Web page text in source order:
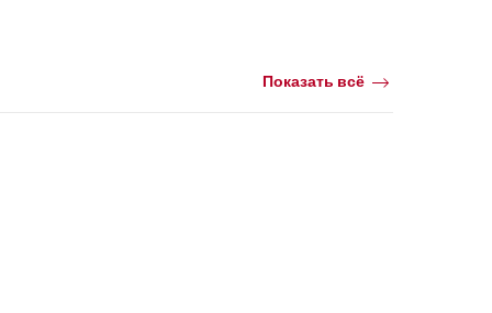
Показать всё